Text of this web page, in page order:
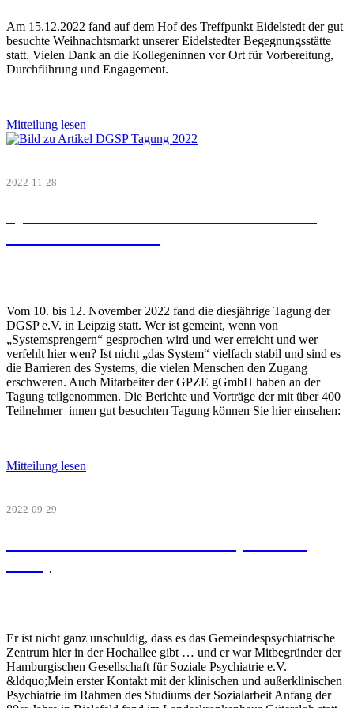
Am 15.12.2022 fand auf dem Hof des Treffpunkt Eidelstedt der gut
besuchte Weihnachtsmarkt unserer Eidelstedter Begegnungsstätte
statt. Vielen Dank an die Kollegeninnen vor Ort für Vorbereitung,
Durchführung und Engagement.
Mitteilung lesen
2022-11-28
Vom 10. bis 12. November 2022 fand die diesjährige Tagung der
DGSP e.V. in Leipzig statt. Wer ist gemeint, wenn von
„Systemsprengern“ gesprochen wird und wer erreicht und wer
verfehlt hier wen? Ist nicht „das System“ vielfach stabil und sind es
die Barrieren des Systems, die vielen Menschen den Zugang
erschweren. Auch Mitarbeiter der GPZE gGmbH haben an der
Tagung teilgenommen. Die Berichte und Vorträge der mit über 400
Teilnehmer_innen gut besuchten Tagung können Sie hier einsehen:
Mitteilung lesen
2022-09-29
Er ist nicht ganz unschuldig, dass es das Gemeindespsychiatrische
Zentrum hier in der Hochallee gibt … und er war Mitbegründer der
Hamburgischen Gesellschaft für Soziale Psychiatrie e.V.
&ldquo;Mein erster Kontakt mit der klinischen und außerklinischen
Psychiatrie im Rahmen des Studiums der Sozialarbeit Anfang der